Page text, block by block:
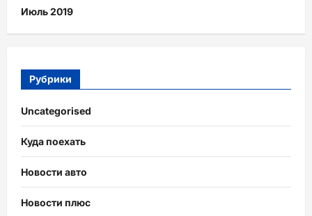
Июль 2019
Рубрики
Uncategorised
Куда поехать
Новости авто
Новости плюс